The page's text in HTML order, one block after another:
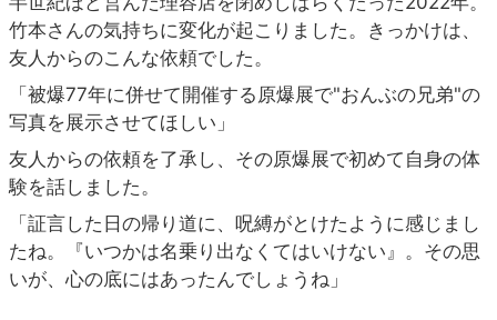
竹本さんの気持ちに変化が起こりました。きっかけは、
友人からのこんな依頼でした。
「被爆77年に併せて開催する原爆展で"おんぶの兄弟"の
写真を展示させてほしい」
友人からの依頼を了承し、その原爆展で初めて自身の体
験を話しました。
「証言した日の帰り道に、呪縛がとけたように感じまし
たね。『いつかは名乗り出なくてはいけない』。その思
いが、心の底にはあったんでしょうね」